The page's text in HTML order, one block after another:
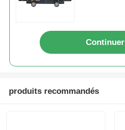
Continuer
produits recommandés